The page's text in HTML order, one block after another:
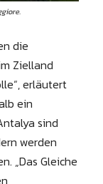
die
Zielland
erläutert
ein
sind
werden
„Das Gleiche